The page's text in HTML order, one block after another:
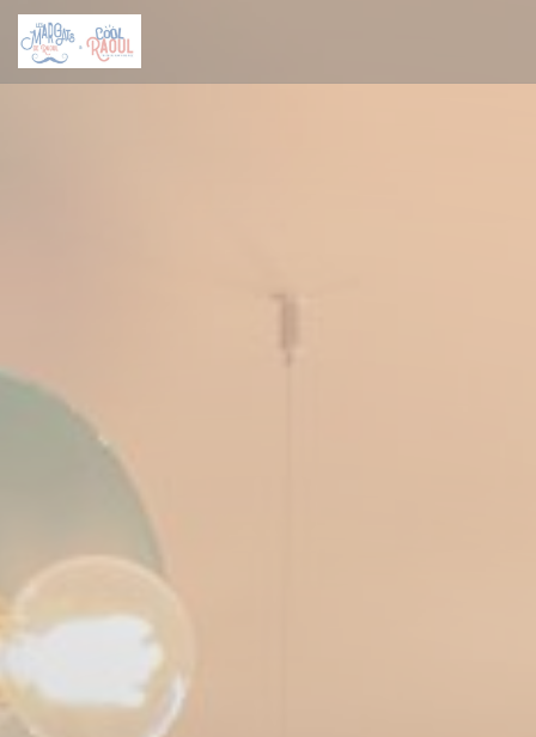
Personnalisation de vos choix en matière de cookies